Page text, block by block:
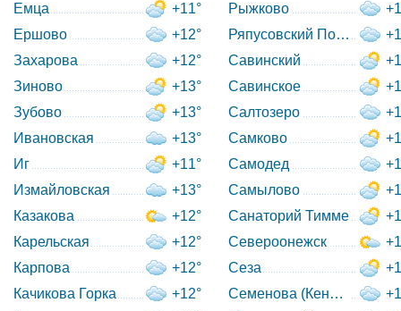
Емца
+11°
Ершово
+12°
Захарова
+12°
Зиново
+13°
Зубово
+13°
Ивановская
+13°
Иг
+11°
Измайловская
+13°
Казакова
+12°
Карельская
+12°
Карпова
+12°
Качикова Горка
+12°
Рыжково
Ряпусовский Погост
Савинский
Савинское
Салтозеро
Самково
Самодед
Самылово
Санаторий Тимме
Североонежск
Сеза
Семенова (Кенозерский